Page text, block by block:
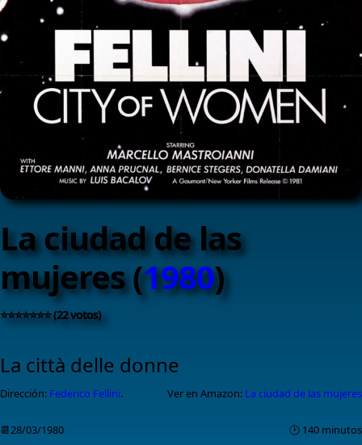
La ciudad de las
mujeres (1980)
⭐⭐⭐⭐⭐⭐⭐ (22 votos)
La città delle donne
Dirección: Federico Fellini. Ver en Amazon: La ciudad de las mujeres
📆28/03/1980 🕑 140 minutos